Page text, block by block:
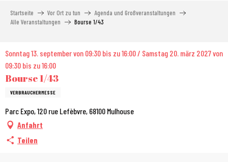
Startseite Vor Ort zu tun
Agenda und Großveranstaltungen
Alle Veranstaltungen
Bourse 1/43
Sonntag 13. september von 09:30 bis zu 16:00 / Samstag 20. märz 2027 von
09:30 bis zu 16:00
Bourse 1/43
VERBRAUCHERMESSE
Parc Expo, 120 rue Lefèbvre, 68100 Mulhouse
Anfahrt
Teilen